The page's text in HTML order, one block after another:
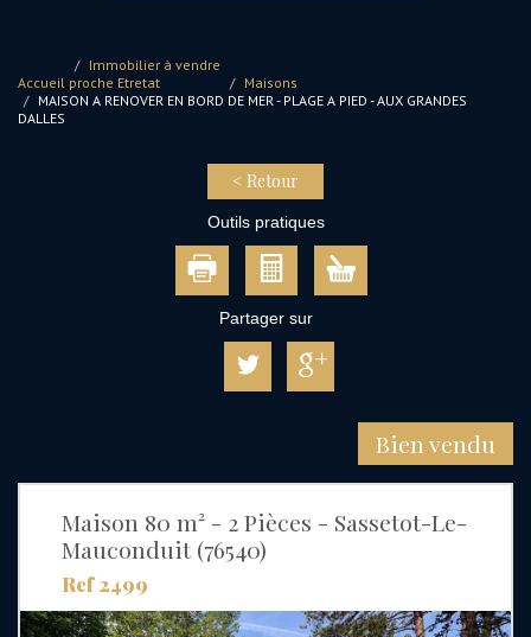
Accueil
Immobilier à vendre
proche Etretat
Maisons
MAISON A RENOVER EN BORD DE MER - PLAGE A PIED - AUX GRANDES
DALLES
< Retour
Outils pratiques
Partager sur
Bien vendu
Maison 80 m² - 2 Pièces - Sassetot-Le-
Mauconduit (76540)
Ref 2499